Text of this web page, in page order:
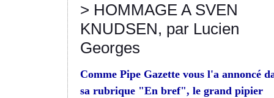
> HOMMAGE A SVEN
KNUDSEN, par Lucien
Georges
Comme Pipe Gazette vous l'a annoncé
sa rubrique "En bref", le grand pipier